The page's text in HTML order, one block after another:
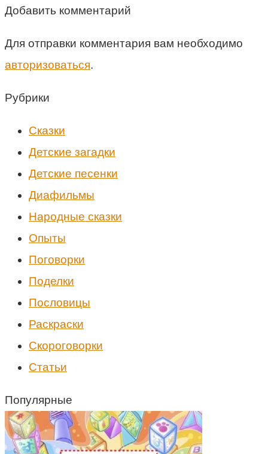
Добавить комментарий
Для отправки комментария вам необходимо
авторизоваться.
Рубрики
Cказки
Детские загадки
Детские песенки
Диафильмы
Народные сказки
Опыты
Поговорки
Поделки
Пословицы
Раскраски
Скороговорки
Статьи
Популярные